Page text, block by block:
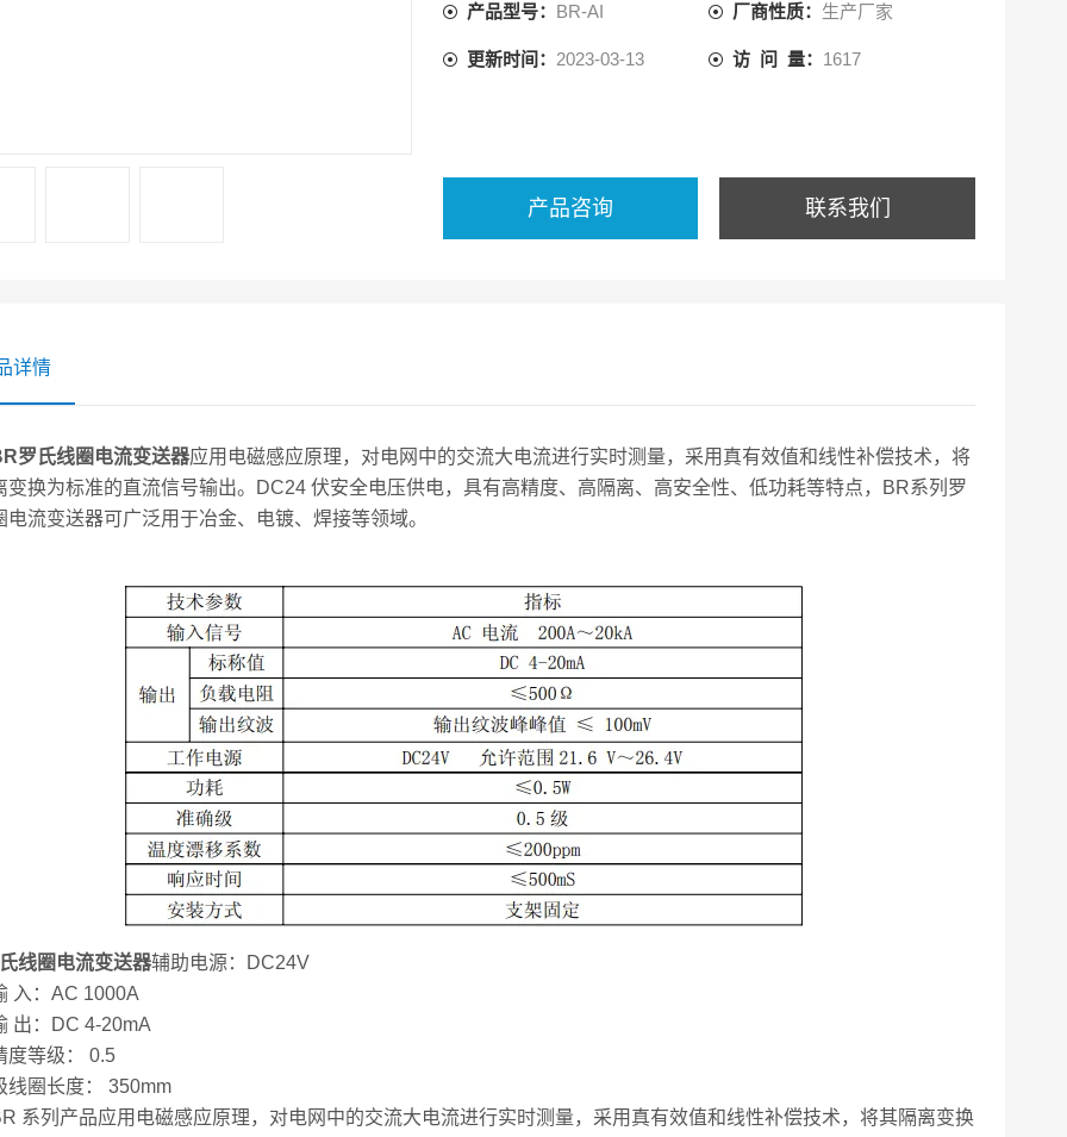
产品型号： BR-AI 厂商性质： 生产厂家
更新时间： 2023-03-13 访 问 量： 1617
产品咨询 联系我们
详情
罗氏线圈电流变送器应用电磁感应原理，对电网中的交流大电流进行实时测量，采用真有效值和线性补偿技术，将
变换为标准的直流信号输出。DC24 伏安全电压供电，具有高精度、高隔离、高安全性、低功耗等特点，BR系列罗
电流变送器可广泛用于冶金、电镀、焊接等领域。
线圈电流变送器辅助电源：DC24V
：AC 1000A
：DC 4-20mA
等级： 0.5
圈长度： 350mm
列产品应用电磁感应原理，对电网中的交流大电流进行实时测量，采用真有效值和线性补偿技术，将其隔离变换